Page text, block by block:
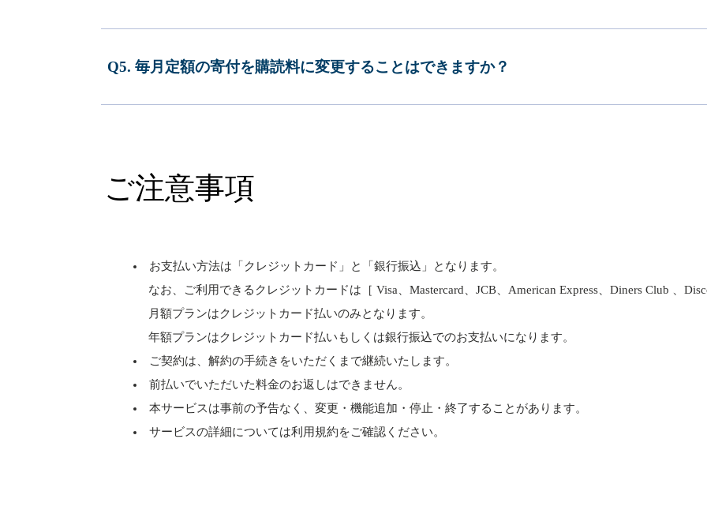
Q5. 毎月定額の寄付を購読料に変更することはできますか？
ご注意事項
お支払い方法は「クレジットカード」と「銀行振込」となります。
なお、ご利用できるクレジットカードは［ Visa、Mastercard、JCB、American Express、Diners Club 、
月額プランはクレジットカード払いのみとなります。
年額プランはクレジットカード払いもしくは銀行振込でのお支払いになります。
ご契約は、解約の手続きをいただくまで継続いたします。
前払いでいただいた料金のお返しはできません。
本サービスは事前の予告なく、変更・機能追加・停止・終了することがあります。
サービスの詳細については利用規約をご確認ください。